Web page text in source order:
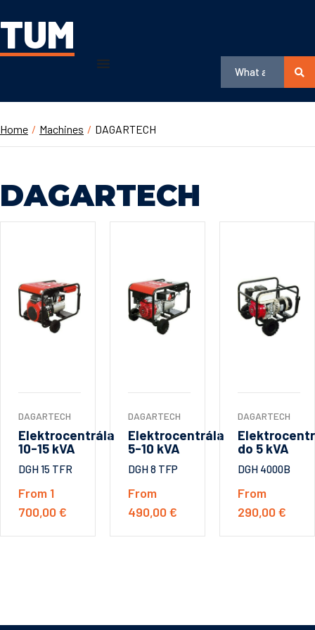
TUM
Home / Machines / DAGARTECH
DAGARTECH
DAGARTECH
Elektrocentrála
10-15 kVA
DGH 15 TFR
From 1
700,00 €
DAGARTECH
Elektrocentrála
5-10 kVA
DGH 8 TFP
From
490,00 €
DAGARTECH
do 5 kVA
DGH 4000B
From
290,00 €